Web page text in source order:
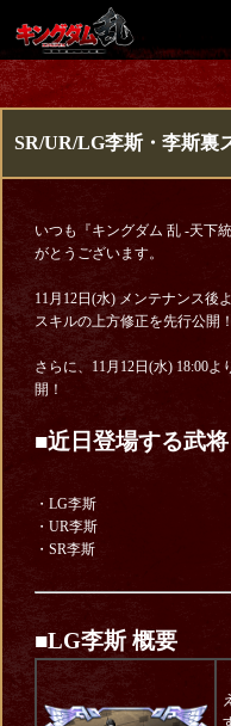
SR/UR/LG李斯・李斯裏
いつも『キングダム 乱 -天下
がとうございます。
11月12日(水) メンテナンス後
スキルの上方修正を先行公開！
さらに、11月12日(水) 18:00
開！
■近日登場する武将
・LG李斯
・UR李斯
・SR李斯
■LG李斯 概要